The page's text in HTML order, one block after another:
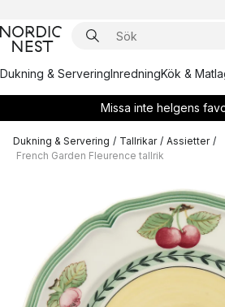
Dukning & ServeringInredningKök &
Missa inte helgens
Dukning & Servering / Tallrikar / Assietter /
French Garden Fleurence tallrik